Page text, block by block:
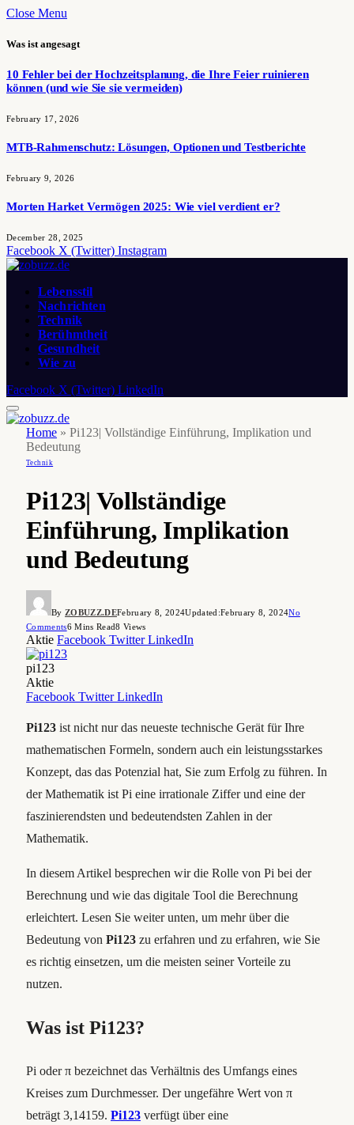
Close Menu
Was ist angesagt
10 Fehler bei der Hochzeitsplanung, die Ihre Feier ruinieren
können (und wie Sie sie vermeiden)
February 17, 2026
MTB-Rahmenschutz: Lösungen, Optionen und Testberichte
February 9, 2026
Morten Harket Vermögen 2025: Wie viel verdient er?
December 28, 2025
Facebook X (Twitter) Instagram
Lebensstil
Nachrichten
Technik
Berühmtheit
Gesundheit
Wie zu
Facebook X (Twitter) LinkedIn
Home » Pi123| Vollständige Einführung, Implikation und
Bedeutung
Technik
Pi123| Vollständige
Einführung, Implikation
und Bedeutung
By ZOBUZZ.DEFebruary 8, 2024Updated:February 8, 2024No
Comments6 Mins Read8 Views
Aktie Facebook Twitter LinkedIn
pi123
Aktie
Facebook Twitter LinkedIn
Pi123 ist nicht nur das neueste technische Gerät für Ihre
mathematischen Formeln, sondern auch ein leistungsstarkes
Konzept, das das Potenzial hat, Sie zum Erfolg zu führen. In
der Mathematik ist Pi eine irrationale Ziffer und eine der
faszinierendsten und bedeutendsten Zahlen in der
Mathematik.
In diesem Artikel besprechen wir die Rolle von Pi bei der
Berechnung und wie das digitale Tool die Berechnung
erleichtert. Lesen Sie weiter unten, um mehr über die
Bedeutung von Pi123 zu erfahren und zu erfahren, wie Sie
es richtig einsetzen, um die meisten seiner Vorteile zu
nutzen.
Was ist Pi123?
Pi oder π bezeichnet das Verhältnis des Umfangs eines
Kreises zum Durchmesser. Der ungefähre Wert von π
beträgt 3,14159. Pi123 verfügt über eine